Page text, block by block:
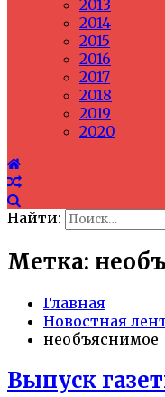
2013
2014
2015
2016
2017
2018
2019
2020
Найти:
Метка:
Главная
Новостная
необъяснимое
Выпуск